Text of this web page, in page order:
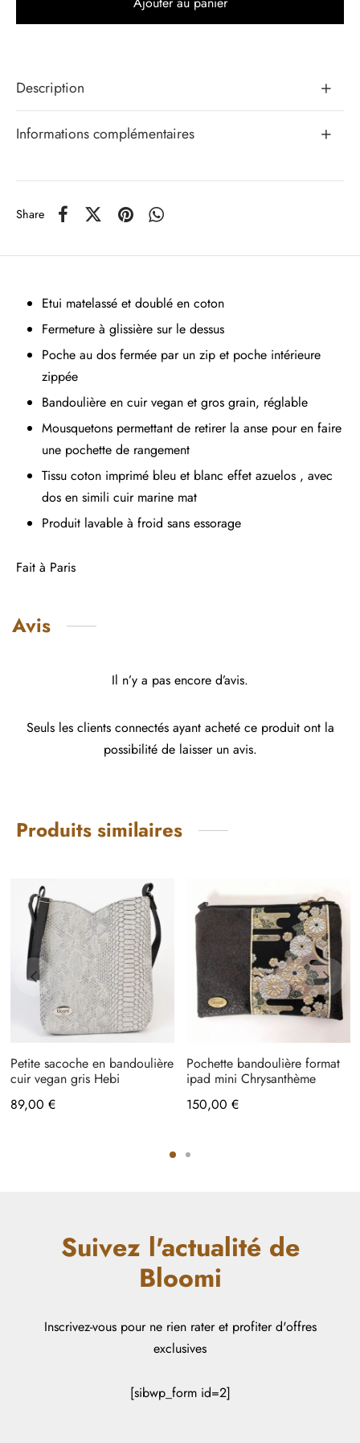
Description
Informations complémentaires
Share
Etui matelassé et doublé en coton
Fermeture à glissière sur le dessus
Poche au dos fermée par un zip et poche intérieure
zippée
Bandoulière en cuir vegan et gros grain, réglable
Mousquetons permettant de retirer la anse pour en faire
une pochette de rangement
Tissu coton imprimé bleu et blanc effet azuelos , avec
dos en simili cuir marine mat
Produit lavable à froid sans essorage
Fait à Paris
Avis
Il n’y a pas encore d’avis.
Seuls les clients connectés ayant acheté ce produit ont la
possibilité de laisser un avis.
Produits similaires
Petite sacoche en bandoulière
cuir vegan gris Hebi
89,00 €
Pochette bandoulière format
ipad mini Chrysanthème
150,00 €
Suivez l'actualité de
Bloomi
Inscrivez-vous pour ne rien rater et profiter d'offres
exclusives
[sibwp_form id=2]